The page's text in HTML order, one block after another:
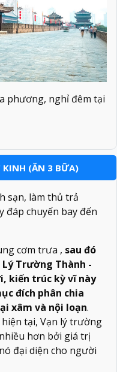
phương, nghỉ đêm tại
KINH (ĂN 3 BỮA)
sạn, làm thủ trả
đáp chuyến bay đến
cơm trưa , sau đó
Trường Thành -
kiến trúc kỳ vĩ này
đích phân chia
xâm và nội loạn.
tại, Vạn lý trường
hơn bởi giá trị
đại diện cho người